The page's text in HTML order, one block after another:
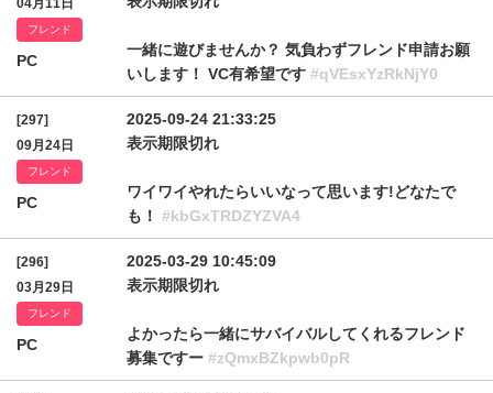
04月11日
フレンド
PC
一緒に遊びませんか？ 気負わずフレンド申請お願
いします！ VC有希望です #qVEsxYzRkNjY0
[297]
09月24日
フレンド
PC
2025-09-24 21:33:25
表示期限切れ
ワイワイやれたらいいなって思います!どなたで
も！ #kbGxTRDZYZVA4
[296]
03月29日
フレンド
PC
2025-03-29 10:45:09
表示期限切れ
よかったら一緒にサバイバルしてくれるフレンド
募集ですー #zQmxBZkpwb0pR